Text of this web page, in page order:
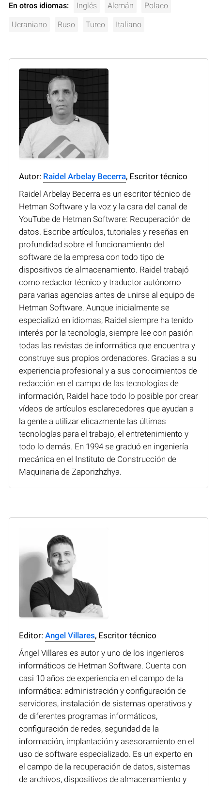
En otros idiomas: Inglés Alemán Polaco
Ucraniano Ruso Turco Italiano
Autor: Raidel Arbelay Becerra, Escritor técnico
Raidel Arbelay Becerra es un escritor técnico de
Hetman Software y la voz y la cara del canal de
YouTube de Hetman Software: Recuperación de
datos. Escribe artículos, tutoriales y reseñas en
profundidad sobre el funcionamiento del
software de la empresa con todo tipo de
dispositivos de almacenamiento. Raidel trabajó
como redactor técnico y traductor autónomo
para varias agencias antes de unirse al equipo de
Hetman Software. Aunque inicialmente se
especializó en idiomas, Raidel siempre ha tenido
interés por la tecnología, siempre lee con pasión
todas las revistas de informática que encuentra y
construye sus propios ordenadores. Gracias a su
experiencia profesional y a sus conocimientos de
redacción en el campo de las tecnologías de
información, Raidel hace todo lo posible por crear
vídeos de artículos esclarecedores que ayudan a
la gente a utilizar eficazmente las últimas
tecnologías para el trabajo, el entretenimiento y
todo lo demás. En 1994 se graduó en ingeniería
mecánica en el Instituto de Construcción de
Maquinaria de Zaporizhzhya.
Editor: Angel Villares, Escritor técnico
Ángel Villares es autor y uno de los ingenieros
informáticos de Hetman Software. Cuenta con
casi 10 años de experiencia en el campo de la
informática: administración y configuración de
servidores, instalación de sistemas operativos y
de diferentes programas informáticos,
configuración de redes, seguridad de la
información, implantación y asesoramiento en el
uso de software especializado. Es un experto en
el campo de la recuperación de datos, sistemas
de archivos, dispositivos de almacenamiento y